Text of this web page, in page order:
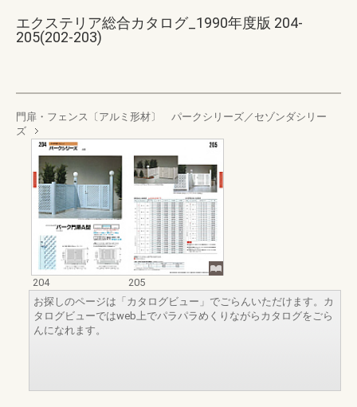
エクステリア総合カタログ_1990年度版 204-
205(202-203)
門扉・フェンス〔アルミ形材〕 パークシリーズ／セゾンダシリー
ズ
204
205
お探しのページは「カタログビュー」でごらんいただけます。カ
タログビューではweb上でパラパラめくりながらカタログをごら
んになれます。